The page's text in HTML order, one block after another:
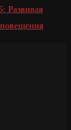
Развивая